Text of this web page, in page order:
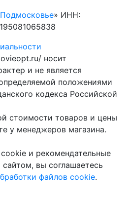
Подмосковье» ИНН:
носит
и не является
положениями
кодекса Российской
стоимости товаров и цены
у менеджеров магазина.
и рекомендательные
вы соглашаетесь
файлов cookie.